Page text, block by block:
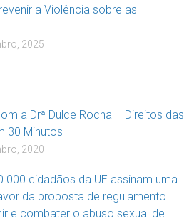
a Violência sobre as
2025
a Drª Dulce Rocha – Direitos das
30 Minutos
2020
cidadãos da UE assinam uma
da proposta de regulamento
e combater o abuso sexual de